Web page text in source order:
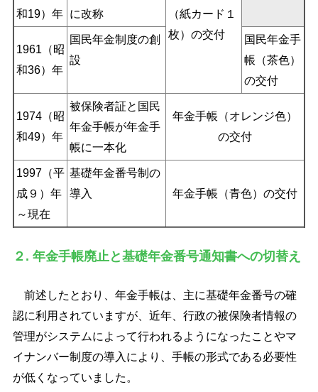
（紙カード１
枚）の交付
和19）年 に改称
1961（昭
和36）年
国民年金制度の創
設
国民年金手
帳（茶色）
の交付
1974（昭
和49）年
被保険者証と国民
年金手帳が年金手
帳に一本化
年金手帳（オレンジ色）
の交付
1997（平
成９）年
～現在
基礎年金番号制の
導入
年金手帳（青色）の交付
２. 年金手帳廃止と基礎年金番号通知書への切替え
前述したとおり、年金手帳は、主に基礎年金番号の確
認に利用されていますが、近年、行政の被保険者情報の
管理がシステムによって行われるようになったことやマ
イナンバー制度の導入により、手帳の形式である必要性
が低くなっていました。